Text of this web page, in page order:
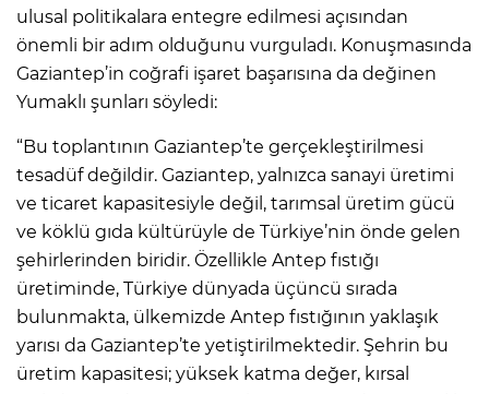
ulusal politikalara entegre edilmesi açısından
önemli bir adım olduğunu vurguladı. Konuşmasında
Gaziantep’in coğrafi işaret başarısına da değinen
Yumaklı şunları söyledi:
“Bu toplantının Gaziantep’te gerçekleştirilmesi
tesadüf değildir. Gaziantep, yalnızca sanayi üretimi
ve ticaret kapasitesiyle değil, tarımsal üretim gücü
ve köklü gıda kültürüyle de Türkiye’nin önde gelen
şehirlerinden biridir. Özellikle Antep fıstığı
üretiminde, Türkiye dünyada üçüncü sırada
bulunmakta, ülkemizde Antep fıstığının yaklaşık
yarısı da Gaziantep’te yetiştirilmektedir. Şehrin bu
üretim kapasitesi; yüksek katma değer, kırsal